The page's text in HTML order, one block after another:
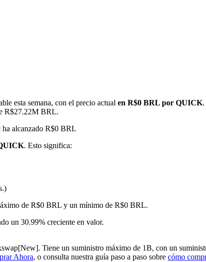
esta semana, con el precio actual en R$0 BRL por QUICK
R$27.22M BRL.
alcanzado R$0 BRL
. Esto significa:
de R$0 BRL y un mínimo de R$0 BRL.
un 30.99% creciente en valor.
Tiene un suministro máximo de 1B, con un
Ahora, o consulta nuestra guía paso a paso sobre cómo